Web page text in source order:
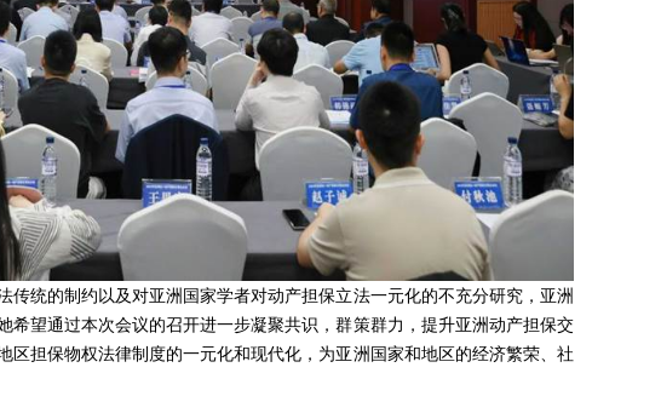
统的制约以及对亚洲国家学者对动产担保立法一元化的不充分研究，亚洲
希望通过本次会议的召开进一步凝聚共识，群策群力，提升亚洲动产担保交
区担保物权法律制度的一元化和现代化，为亚洲国家和地区的经济繁荣、社